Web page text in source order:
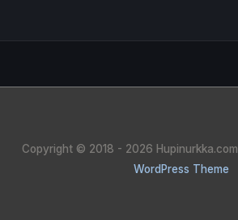
Copyright © 2018 - 2026 Hupinurkka.com
WordPress Theme